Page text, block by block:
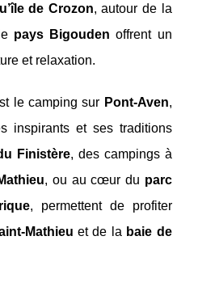
de Crozon, autour de la
pays Bigouden offrent un
et relaxation.
le camping sur Pont-Aven,
inspirants et ses traditions
Finistère, des campings à
, ou au cœur du parc
, permettent de profiter
Mathieu et de la baie de